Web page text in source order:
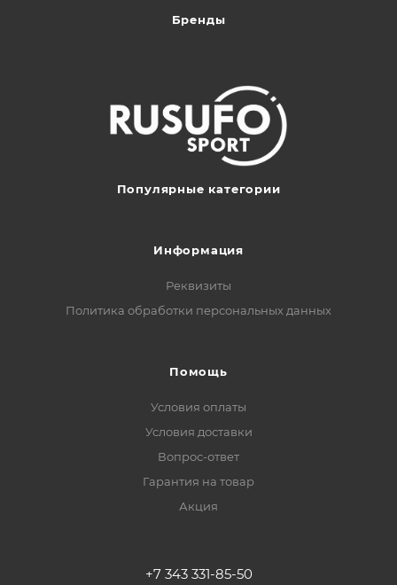
Бренды
Популярные категории
Информация
Реквизиты
Политика обработки персональных данных
Помощь
Условия оплаты
Условия доставки
Вопрос-ответ
Гарантия на товар
Акция
+7 343 331-85-50